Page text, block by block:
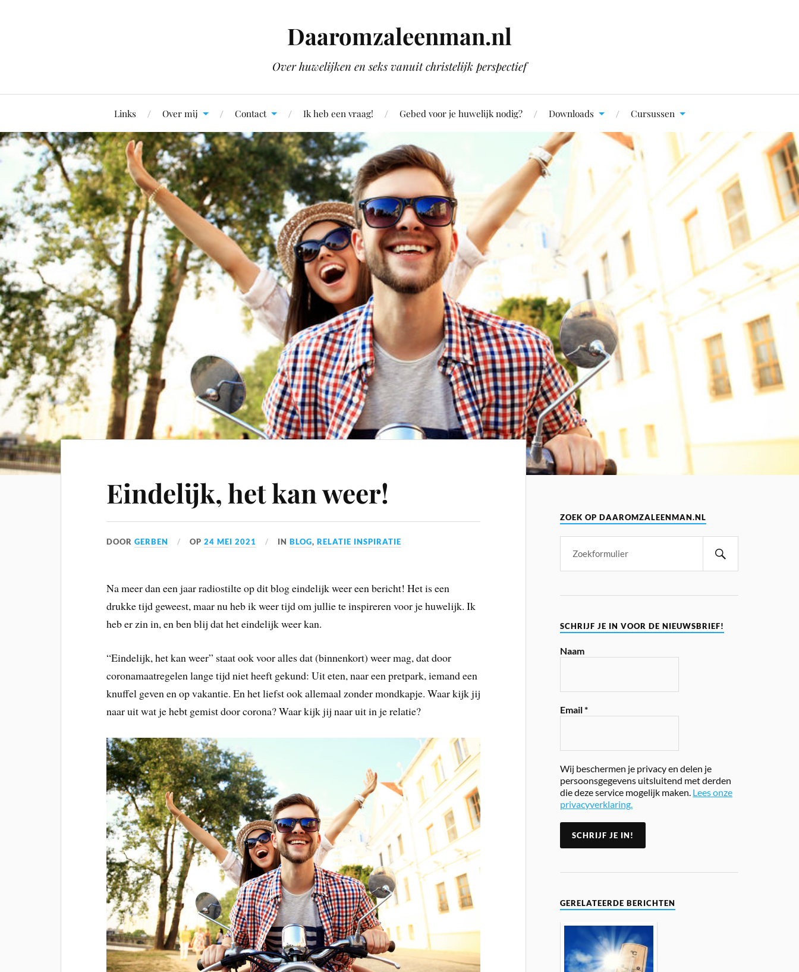
Daaromzaleenman.nl
Over huwelijken en seks vanuit christelijk perspectief
Links Over mij Contact Ik heb een vraag! Gebed voor je huwelijk nodig? Downloads Cursussen
Eindelijk, het kan weer!
DOORGERBEN OP24 MEI 2021 INBLOG,RELATIE INSPIRATIE
Na meer dan een jaar radiostilte op dit blog eindelijk weer een bericht! Het is een
drukke tijd geweest, maar nu heb ik weer tijd om jullie te inspireren voor je huwelijk. Ik
heb er zin in, en ben blij dat het eindelijk weer kan.
“Eindelijk, het kan weer” staat ook voor alles dat (binnenkort) weer mag, dat door
coronamaatregelen lange tijd niet heeft gekund: Uit eten, naar een pretpark, iemand een
knuffel geven en op vakantie. En het liefst ook allemaal zonder mondkapje. Waar kijk jij
naar uit wat je hebt gemist door corona? Waar kijk jij naar uit in je relatie?
ZOEK OP DAAROMZALEENMAN.NL
SCHRIJF JE IN VOOR DE NIEUWSBRIEF!
Naam
Email*
Wij beschermen je privacy en delen je
persoonsgegevens uitsluitend met derden
die deze service mogelijk maken. Lees onze
privacyverklaring.
GERELATEERDE BERICHTEN